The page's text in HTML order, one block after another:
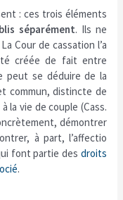
: ces trois éléments
séparément. Ils ne
Cour de cassation l’a
créée de fait entre
peut se déduire de la
commun, distincte de
la vie de couple (Cass.
démontrer
à part, l’affectio
font partie des droits
.